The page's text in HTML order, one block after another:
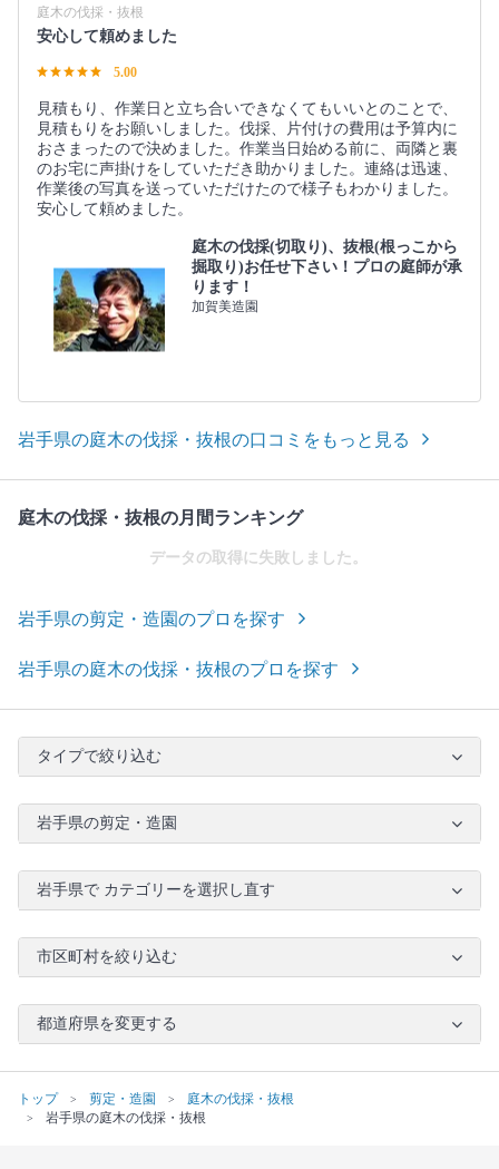
庭木の伐採・抜根
安心して頼めました
5.00
見積もり、作業日と立ち合いできなくてもいいとのことで、
見積もりをお願いしました。伐採、片付けの費用は予算内に
おさまったので決めました。作業当日始める前に、両隣と裏
のお宅に声掛けをしていただき助かりました。連絡は迅速、
作業後の写真を送っていただけたので様子もわかりました。
安心して頼めました。
庭木の伐採(切取り)、抜根(根っこから
掘取り)お任せ下さい！プロの庭師が承
ります！
加賀美造園
岩手県の庭木の伐採・抜根の口コミをもっと見る
庭木の伐採・抜根の月間ランキング
データの取得に失敗しました。
岩手県の剪定・造園のプロを探す
岩手県の庭木の伐採・抜根のプロを探す
タイプで絞り込む
岩手県の剪定・造園
岩手県で カテゴリーを選択し直す
市区町村を絞り込む
都道府県を変更する
トップ 剪定・造園
庭木の伐採・抜根
岩手県の庭木の伐採・抜根